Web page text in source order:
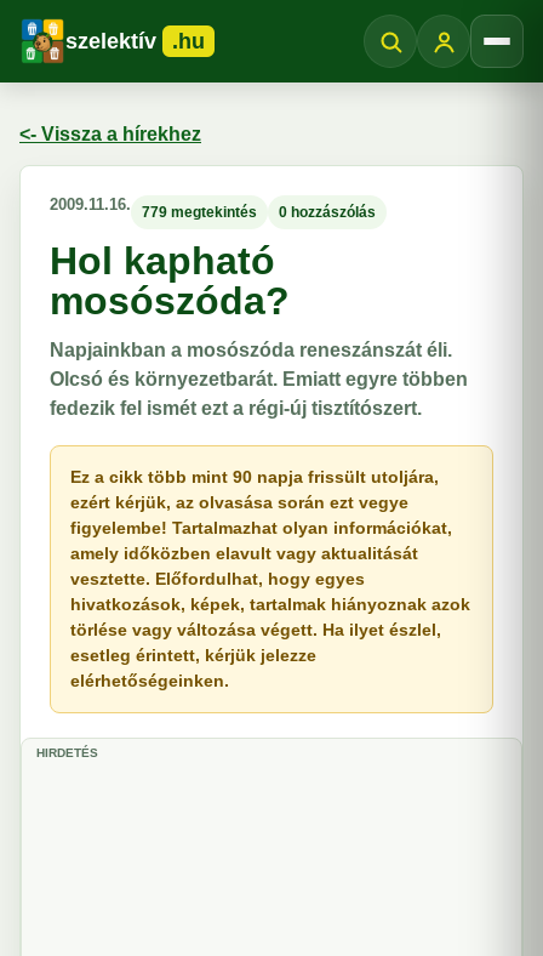
szelektív .hu
<- Vissza a hírekhez
2009.11.16. 779 megtekintés 0 hozzászólás
Hol kapható
mosószóda?
Napjainkban a mosószóda reneszánszát éli.
Olcsó és környezetbarát. Emiatt egyre többen
fedezik fel ismét ezt a régi-új tisztítószert.
Ez a cikk több mint 90 napja frissült utoljára,
ezért kérjük, az olvasása során ezt vegye
figyelembe! Tartalmazhat olyan információkat,
amely időközben elavult vagy aktualitását
vesztette. Előfordulhat, hogy egyes
hivatkozások, képek, tartalmak hiányoznak azok
törlése vagy változása végett. Ha ilyet észlel,
esetleg érintett, kérjük jelezze
elérhetőségeinken.
HIRDETÉS